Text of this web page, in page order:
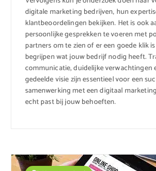
digitale marketing bedrijven, hun
klantbeoordelingen bekijken. Het is ook
persoonlijke gesprekken te voeren met
partners om te zien of er een goede klik
begrijpen wat jouw bedrijf nodig heeft.
communicatie, duidelijke verwachtingen
gedeelde visie zijn essentieel voor een
samenwerking met een digitaal
echt past bij jouw behoeften.